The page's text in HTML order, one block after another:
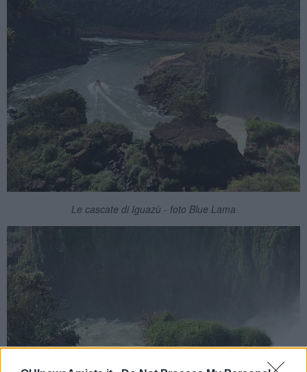
Le cascate di Iguazù - foto Blue Lama